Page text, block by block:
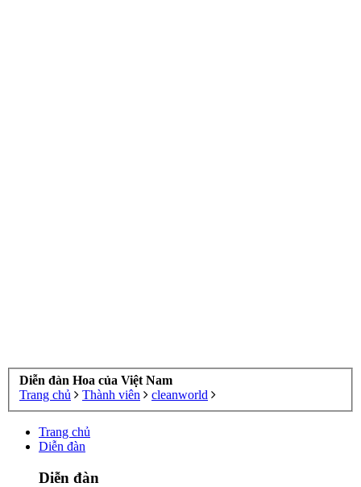
Diễn đàn Hoa của Việt Nam
Trang chủ
Thành viên cleanworld
Trang chủ
Diễn đàn
Diễn đàn